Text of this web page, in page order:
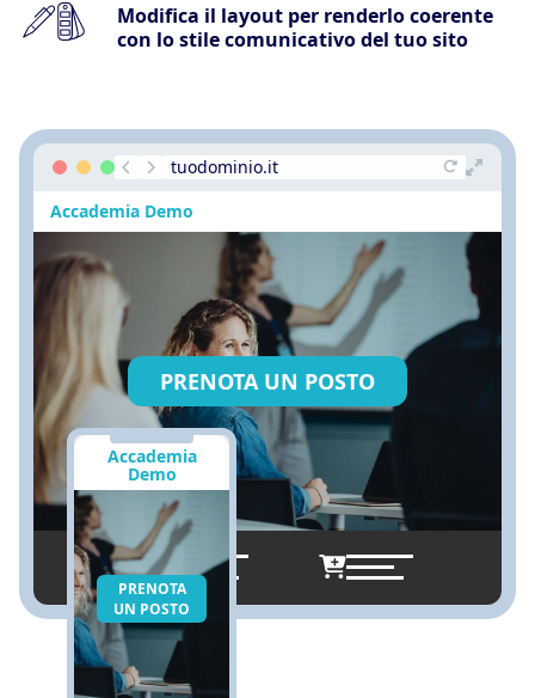
Modifica il layout per renderlo coerente
con lo stile comunicativo del tuo sito
tuodominio.it
Accademia Demo
PRENOTA UN POSTO
Accademia
Demo
PRENOTA
UN POSTO